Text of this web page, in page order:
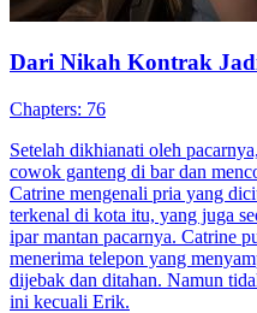
Dari Nikah Kontrak
Chapters: 76
Setelah dikhianati oleh
cowok ganteng di bar dan
Catrine mengenali pria yang
terkenal di kota itu, yang juga
ipar mantan pacarnya. Catrine
menerima telepon yang
dijebak dan ditahan. Namun
ini kecuali Erik.